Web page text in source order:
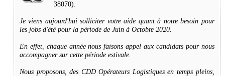
38070).
Je viens aujourd'hui solliciter votre aide quant à notre besoin pour
les jobs d'été pour la période de Juin à Octobre 2020.
En effet, chaque année nous faisons appel aux candidats pour nous
accompagner sur cette période estivale.
Nous proposons, des CDD Opérateurs Logistiques en temps pleins,